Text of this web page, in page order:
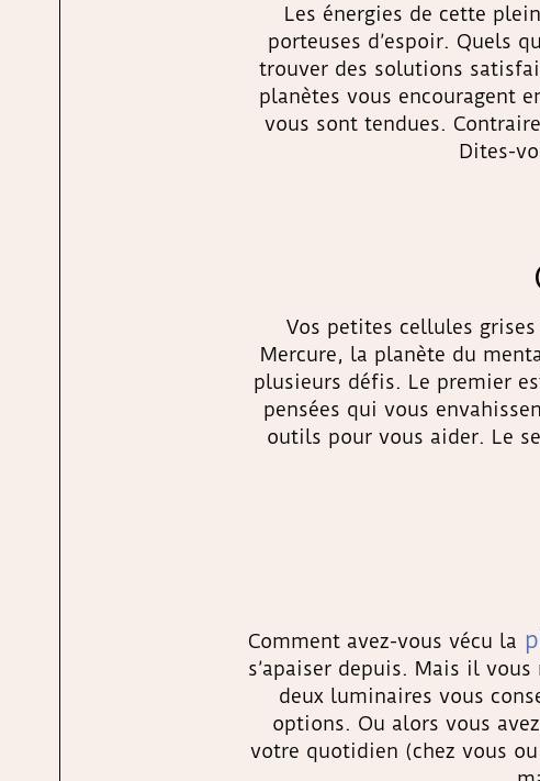
Les énergies de cette
porteuses d’espoir. Quels
trouver des solutions
planètes vous encouragent
vous sont tendues.
Dites-
Vos petites cellules
Mercure, la planète du
plusieurs défis. Le premier
pensées qui vous
outils pour vous aider. Le
Comment avez-vous vécu la
s’apaiser depuis. Mais il
deux luminaires vous
options. Ou alors vous
votre quotidien (chez vous